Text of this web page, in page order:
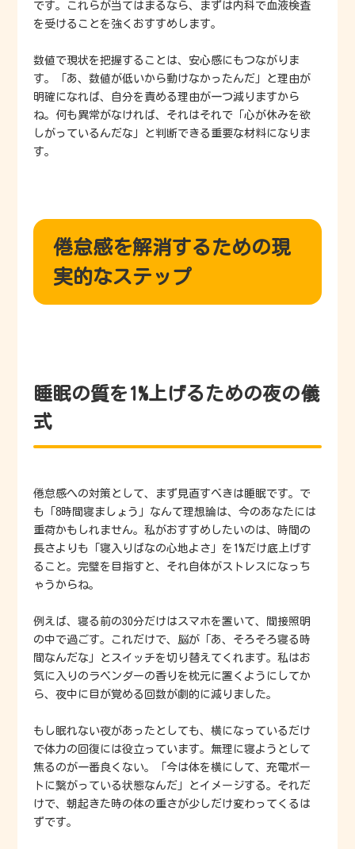
です。これらが当てはまるなら、まずは内科で血液検査
を受けることを強くおすすめします。
数値で現状を把握することは、安心感にもつながりま
す。「あ、数値が低いから動けなかったんだ」と理由が
明確になれば、自分を責める理由が一つ減りますから
ね。何も異常がなければ、それはそれで「心が休みを欲
しがっているんだな」と判断できる重要な材料になりま
す。
倦怠感を解消するための現
実的なステップ
睡眠の質を1%上げるための夜の儀
式
倦怠感への対策として、まず見直すべきは睡眠です。で
も「8時間寝ましょう」なんて理想論は、今のあなたには
重荷かもしれません。私がおすすめしたいのは、時間の
長さよりも「寝入りばなの心地よさ」を1%だけ底上げす
ること。完璧を目指すと、それ自体がストレスになっち
ゃうからね。
例えば、寝る前の30分だけはスマホを置いて、間接照明
の中で過ごす。これだけで、脳が「あ、そろそろ寝る時
間なんだな」とスイッチを切り替えてくれます。私はお
気に入りのラベンダーの香りを枕元に置くようにしてか
ら、夜中に目が覚める回数が劇的に減りました。
もし眠れない夜があったとしても、横になっているだけ
で体力の回復には役立っています。無理に寝ようとして
焦るのが一番良くない。「今は体を横にして、充電ポー
トに繋がっている状態なんだ」とイメージする。それだ
けで、朝起きた時の体の重さが少しだけ変わってくるは
ずです。